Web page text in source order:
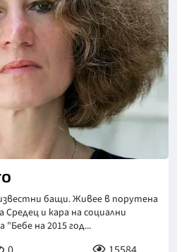
бащи. Живее в порутена
и кара на социални
на 2015 год...